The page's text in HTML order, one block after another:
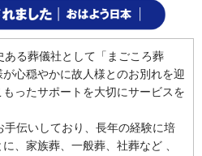
る葬儀社として「まごころ葬
心穏やかに故人様とのお別れを迎
ったサポートを大切にサービスを
伝いしており、長年の経験に培
、家族葬、一般葬、社葬など 、